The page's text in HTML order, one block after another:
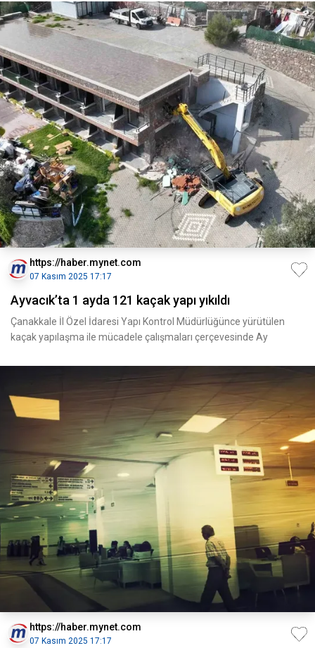
https://haber.mynet.com
07 Kasım 2025 17:17
Ayvacık’ta 1 ayda 121 kaçak yapı yıkıldı
Çanakkale İl Özel İdaresi Yapı Kontrol Müdürlüğünce yürütülen
kaçak yapılaşma ile mücadele çalışmaları çerçevesinde Ay
https://haber.mynet.com
07 Kasım 2025 17:17